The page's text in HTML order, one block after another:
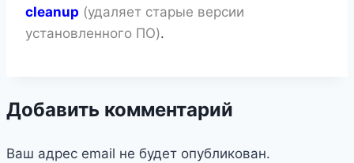
cleanup (удаляет старые версии
установленного ПО).
Добавить комментарий
Ваш адрес email не будет опубликован.